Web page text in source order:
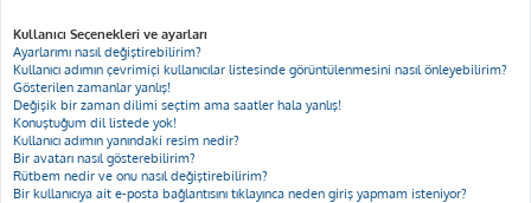
Kullanıcı Seçenekleri ve ayarları
Ayarlarımı nasıl değiştirebilirim?
Kullanıcı adımın çevrimiçi kullanıcılar listesinde görüntülenmesini nasıl önleyebilirim?
Gösterilen zamanlar yanlış!
Değişik bir zaman dilimi seçtim ama saatler hala yanlış!
Konuştuğum dil listede yok!
Kullanıcı adımın yanındaki resim nedir?
Bir avatarı nasıl gösterebilirim?
Rütbem nedir ve onu nasıl değiştirebilirim?
Bir kullanıcıya ait e-posta bağlantısını tıklayınca neden giriş yapmam isteniyor?